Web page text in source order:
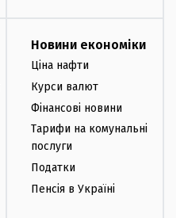
Новини економіки
Ціна нафти
Курси валют
Фінансові новини
Тарифи на комунальні
послуги
Податки
Пенсія в Україні